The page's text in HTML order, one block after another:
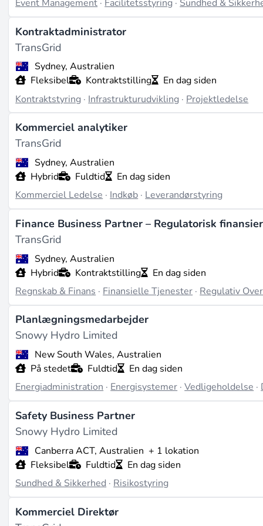
Event Management · Facilitetsstyring · Sundhed &
Kontraktadministrator
TransGrid
Sydney, Australien
Fleksibel
Kontraktstilling
En dag siden
Kontraktstyring · Infrastrukturudvikling · Projektledelse
Kommerciel analytiker
TransGrid
Sydney, Australien
Hybrid
Fuldtid
En dag siden
Kommerciel Ledelse · Indkøb · Leverandørstyring
Finance Business Partner – Regulatorisk
TransGrid
Sydney, Australien
Hybrid
Kontraktstilling
En dag siden
Regnskab & Finans · Finansielle Tjenester · Regulativ
Planlægningsmedarbejder
Snowy Hydro Limited
New South Wales, Australien
På stedet
Fuldtid
En dag siden
Energiadministration·Energisystemer·Vedligeholdelse·
Safety Business Partner
Snowy Hydro Limited
Canberra ACT, Australien + 1 lokation
Fleksibel
Fuldtid
En dag siden
Sundhed & Sikkerhed · Risikostyring
Kommerciel Direktør